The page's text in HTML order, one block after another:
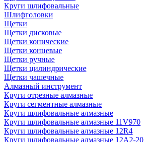
Круги шлифовальные
Шлифголовки
Щетки
Щетки дисковые
Щетки конические
Щетки концевые
Щетки ручные
Щетки цилиндрические
Щетки чашечные
Алмазный инструмент
Круги отрезные алмазные
Круги сегментные алмазные
Круги шлифовальные алмазные
Круги шлифовальные алмазные 11V970
Круги шлифовальные алмазные 12R4
Круги шлифовальные алмазные 12А2-20